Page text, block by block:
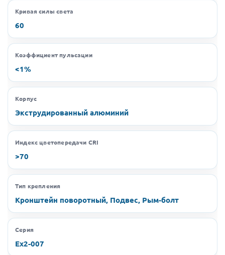
Кривая силы света
60
Коэффициент пульсации
<1%
Корпус
Экструдированный алюминий
Индекс цветопередачи CRI
>70
Тип крепления
Кронштейн поворотный, Подвес, Рым-болт
Серия
Ex2-007